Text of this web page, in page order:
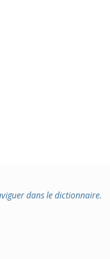
dans le dictionnaire.